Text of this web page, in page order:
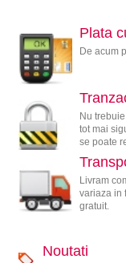
Plata
De acum
Nu
tot mai
se poate
Livram
variaza in
gratuit.
Noutati